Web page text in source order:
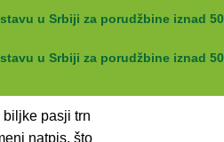
u Srbiji za porudžbine iznad
u Srbiji za porudžbine iznad